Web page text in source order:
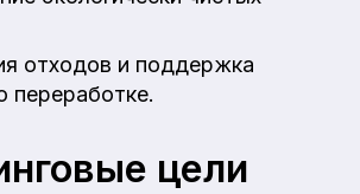
отходов и поддержка
переработке.
цели